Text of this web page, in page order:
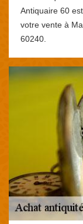
Antiquaire 60
votre vente à
60240.